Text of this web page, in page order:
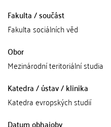
Fakulta / součást
Fakulta sociálních věd
Obor
Mezinárodní teritoriální studia
Katedra / ústav / klinika
Katedra evropských studií
Datum obhajoby